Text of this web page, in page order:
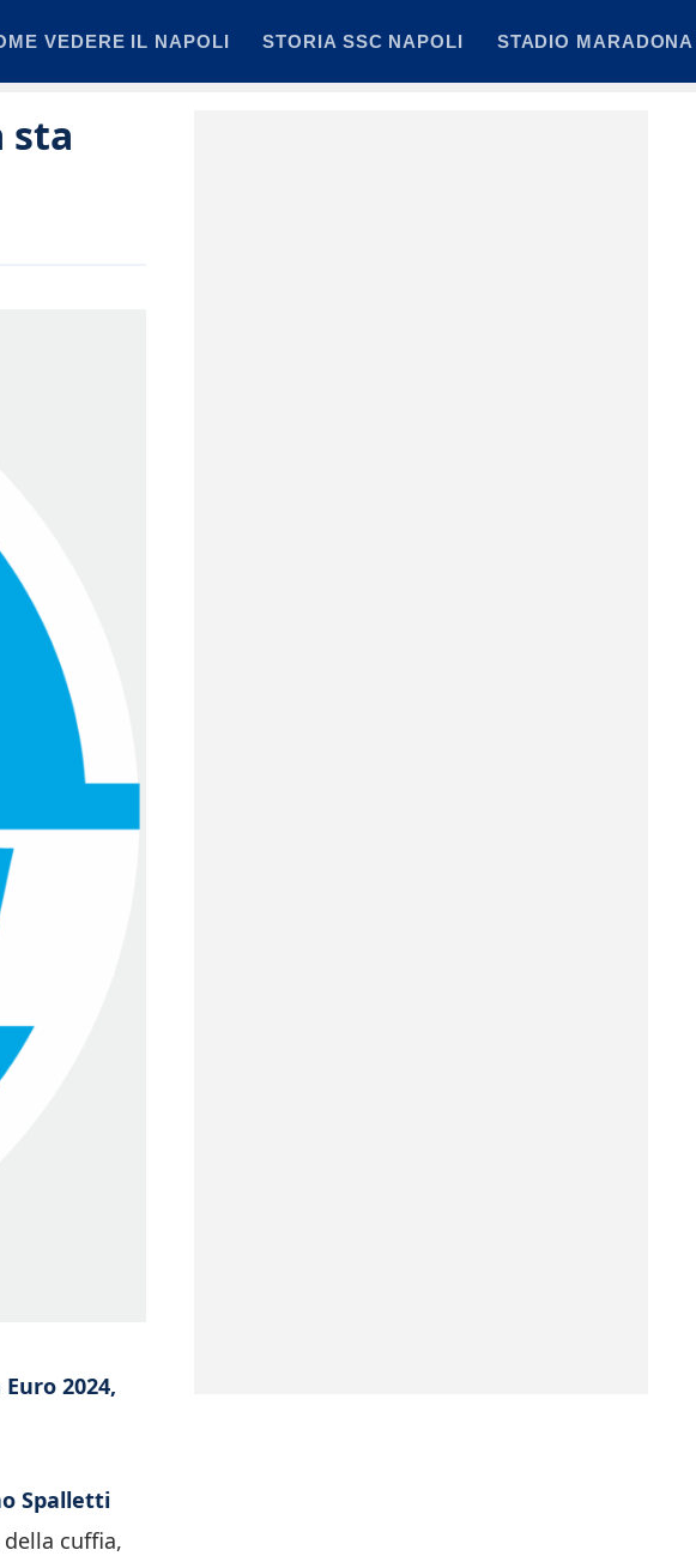
VEDERE IL NAPOLI STORIA SSC NAPOLI STADIO MARADONA
sta
2024,
Spalletti
cuffia,